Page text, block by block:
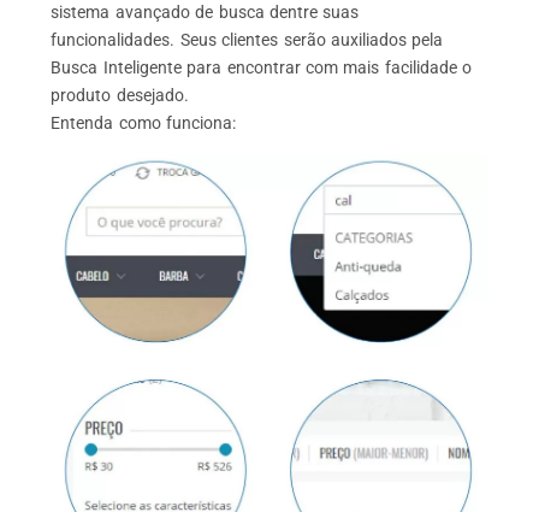
sistema avançado de busca dentre suas
funcionalidades. Seus clientes serão auxiliados pela
Busca Inteligente para encontrar com mais facilidade o
produto desejado.
Entenda como funciona: